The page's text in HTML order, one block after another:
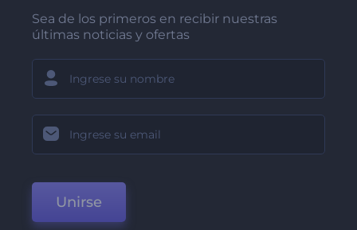
Sea de los primeros en recibir nuestras
últimas noticias y ofertas
Unirse